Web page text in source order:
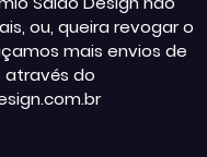
ou, queira revogar o
mais envios de
do